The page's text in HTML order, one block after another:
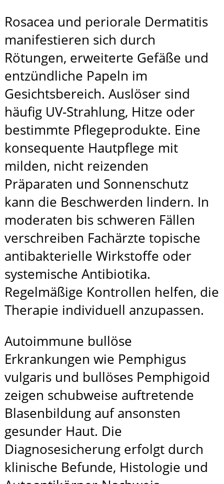
Rosacea und periorale Dermatitis
manifestieren sich durch
Rötungen, erweiterte Gefäße und
entzündliche Papeln im
Gesichtsbereich. Auslöser sind
häufig UV-Strahlung, Hitze oder
bestimmte Pflegeprodukte. Eine
konsequente Hautpflege mit
milden, nicht reizenden
Präparaten und Sonnenschutz
kann die Beschwerden lindern. In
moderaten bis schweren Fällen
verschreiben Fachärzte topische
antibakterielle Wirkstoffe oder
systemische Antibiotika.
Regelmäßige Kontrollen helfen, die
Therapie individuell anzupassen.
Autoimmune bullöse
Erkrankungen wie Pemphigus
vulgaris und bullöses Pemphigoid
zeigen schubweise auftretende
Blasenbildung auf ansonsten
gesunder Haut. Die
Diagnosesicherung erfolgt durch
klinische Befunde, Histologie und